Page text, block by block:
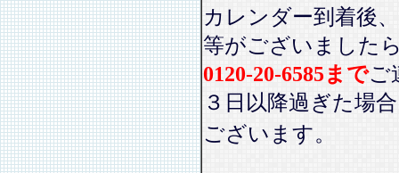
カレンダー到着後、
等がございました
0120-20-6585までご
３日以降過ぎた場
ございます。